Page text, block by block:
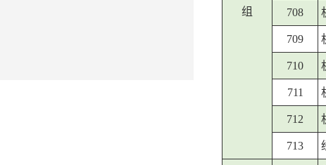
组
708
709
710
711
712
713